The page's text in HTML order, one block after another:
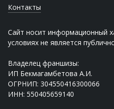
Контакты
Сайт носит информационный
условиях не является
Владелец франшизы:
ИП Бекмагамбетова А.И.
ОГРНИП: 304550416300066
ИНН: 550405659140